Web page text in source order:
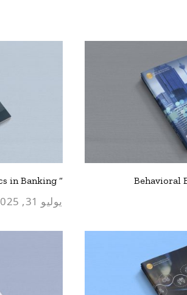
“ The Role of Data Analytics in Banking”
يوليو 31, 2025